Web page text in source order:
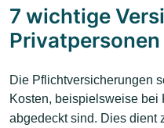
7 wichtige
Privatpersonen
Die Pflichtversicherungen
Kosten, beispielsweise bei
abgedeckt sind. Dies dient